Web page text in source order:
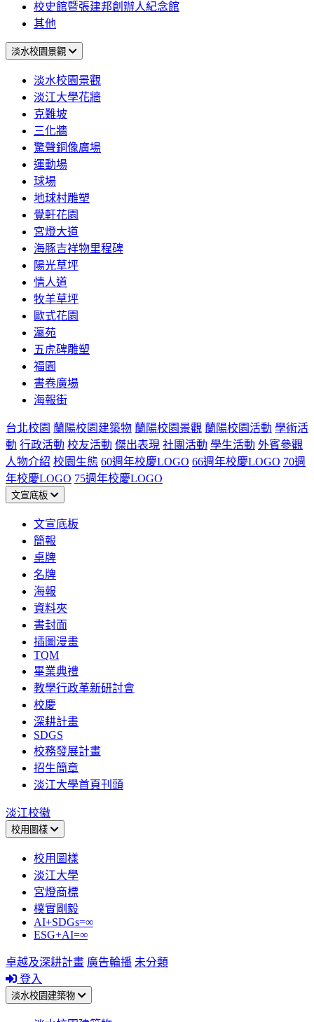
校史館暨張建邦創辦人紀念館
其他
淡水校園景觀
淡水校園景觀
淡江大學花牆
克難坡
三化牆
驚聲銅像廣場
運動場
球場
地球村雕塑
覺軒花園
宮燈大道
海豚吉祥物里程碑
陽光草坪
情人道
牧羊草坪
歐式花園
瀛苑
五虎碑雕塑
福園
書卷廣場
海報街
台北校園 蘭陽校園建築物 蘭陽校園景觀 蘭陽校園活動 學術活
動 行政活動 校友活動 傑出表現 社團活動 學生活動 外賓參觀
人物介紹 校園生態 60週年校慶LOGO 66週年校慶LOGO 70週
年校慶LOGO 75週年校慶LOGO
文宣底板
文宣底板
簡報
桌牌
名牌
海報
資料夾
書封面
插圖漫畫
TQM
畢業典禮
教學行政革新研討會
校慶
深耕計畫
SDGS
校務發展計畫
招生簡章
淡江大學首頁刊頭
淡江校徽
校用圖樣
校用圖樣
淡江大學
宮燈商標
樸實剛毅
AI+SDGs=∞
ESG+AI=∞
卓越及深耕計畫 廣告輪播 未分類
登入
淡水校園建築物